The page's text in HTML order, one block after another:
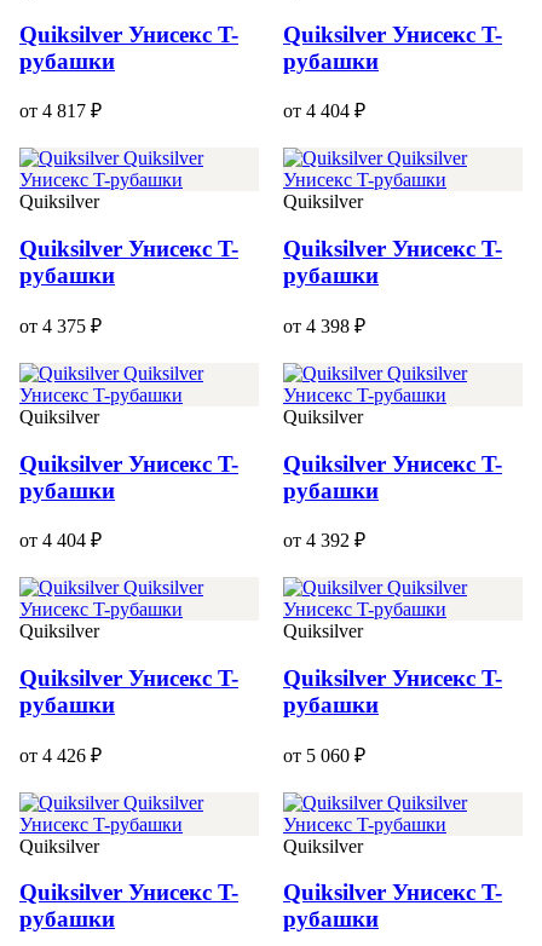
Quiksilver Унисекс T-
рубашки
от 4 817 ₽
Quiksilver Унисекс T-
рубашки
от 4 404 ₽
Quiksilver
Quiksilver Унисекс T-
рубашки
от 4 375 ₽
Quiksilver
Quiksilver Унисекс T-
рубашки
от 4 398 ₽
Quiksilver
Quiksilver Унисекс T-
рубашки
от 4 404 ₽
Quiksilver
Quiksilver Унисекс T-
рубашки
от 4 392 ₽
Quiksilver
Quiksilver Унисекс T-
рубашки
от 4 426 ₽
Quiksilver
Quiksilver Унисекс T-
рубашки
от 5 060 ₽
Quiksilver
Quiksilver Унисекс T-
рубашки
Quiksilver
Quiksilver Унисекс T-
рубашки